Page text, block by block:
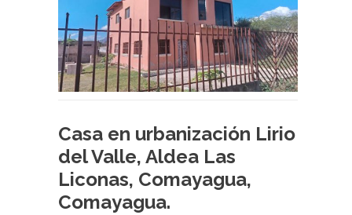
Casa en urbanización Lirio
del Valle, Aldea Las
Liconas, Comayagua,
Comayagua.